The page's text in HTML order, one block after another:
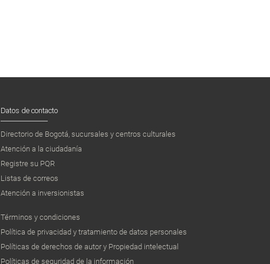
Datos de contacto
Directorio de Bogotá, sucursales y centros culturales
Atención a la ciudadanía
Registre su PQR
Listas de correos
Atención a inversionistas
Términos y condiciones
Política de privacidad y tratamiento de datos personales
Políticas de derechos de autor y Propiedad intelectual
Políticas de seguridad de la información